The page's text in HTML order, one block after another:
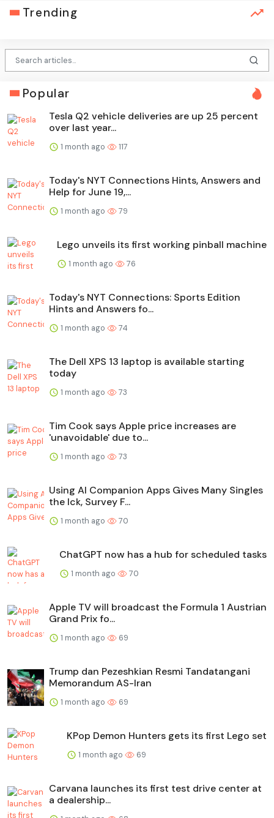
Trending
Popular
Tesla Q2 vehicle deliveries are up 25 percent
over last year...
1 month ago 117
Today's NYT Connections Hints, Answers and
Help for June 19,...
1 month ago 79
Lego unveils its first working pinball machine
1 month ago 76
Today's NYT Connections: Sports Edition
Hints and Answers fo...
1 month ago 74
The Dell XPS 13 laptop is available starting
today
1 month ago 73
Tim Cook says Apple price increases are
'unavoidable' due to...
1 month ago 73
Using AI Companion Apps Gives Many Singles
the Ick, Survey F...
1 month ago 70
ChatGPT now has a hub for scheduled tasks
1 month ago 70
Apple TV will broadcast the Formula 1 Austrian
Grand Prix fo...
1 month ago 69
Trump dan Pezeshkian Resmi Tandatangani
Memorandum AS-Iran
1 month ago 69
KPop Demon Hunters gets its first Lego set
1 month ago 69
Carvana launches its first test drive center at
a dealership...